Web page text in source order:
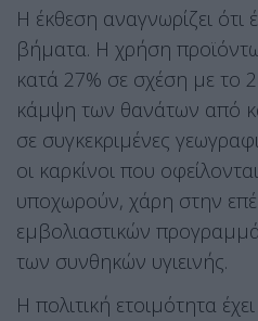
Η έκθεση αναγνωρίζει ότι
βήματα. Η χρήση
κατά 27% σε σχέση με το
κάμψη των θανάτων από
σε συγκεκριμένες
οι καρκίνοι που
υποχωρούν, χάρη στην
εμβολιαστικών
των συνθηκών υγιεινής.
Η πολιτική ετοιμότητα